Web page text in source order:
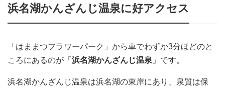
浜名湖かんざんじ温泉に好アクセス
「はままつフラワーパーク」から車でわずか3分ほどのと
ころにあるのが「 浜名湖かんざんじ温泉 」です。
浜名湖かんざんじ温泉は浜名湖の東岸にあり、泉質は保